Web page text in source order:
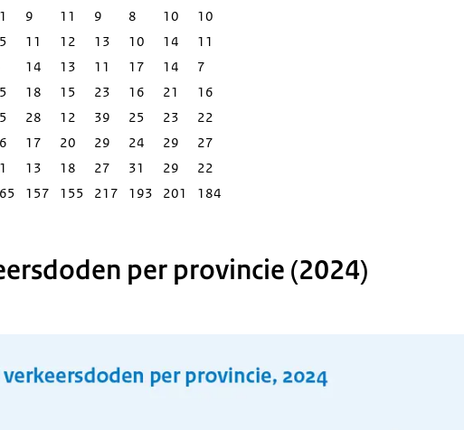
9 11 9 8 10
10
11 12 13 10 14
11
14 13 11 17 14
7
18 15 23 16 21
16
28 12 39 25 23
22
17 20 29 24 29
27
13 18 27 31 29
22
157 155 217 193 201 184
per provincie (2024)
Zie de onderstaande tekst voor informatie